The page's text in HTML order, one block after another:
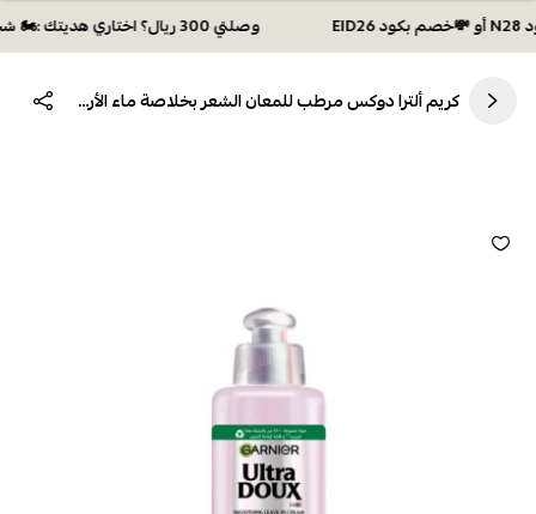
وصلتي 300 ريال؟ اختاري هديتك :🏍 شحن مجاني بكود N28 أو 💸خصم بكود EID26
كريم ألترا دوكس مرطب للمعان الشعر بخلاصة ماء الأرز والنشا من غارنييه , 200 مل